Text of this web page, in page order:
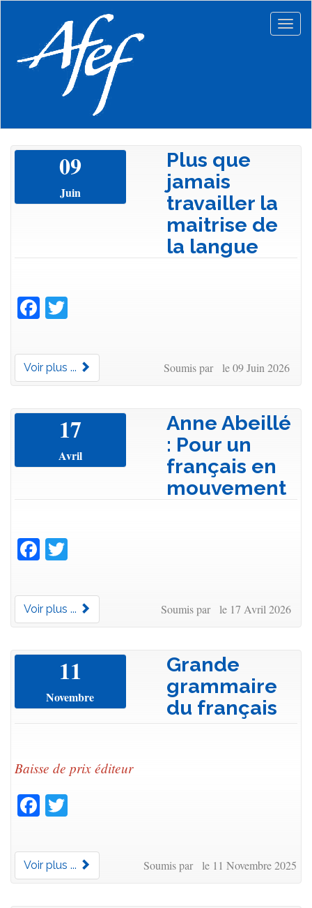
principal
09
Juin
Plus que
jamais
travailler la
maitrise de
la langue
Facebook
Voir plus ... Soumis par le 09 Juin 2026
17
Avril
Anne Abeillé
: Pour un
français en
mouvement
Facebook
Voir plus ... Soumis par le 17 Avril 2026
11
Novembre
Grande
grammaire
du français
Baisse de prix éditeur
Facebook
Voir plus ... Soumis par le 11 Novembre 2025